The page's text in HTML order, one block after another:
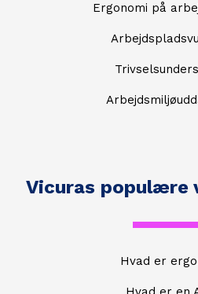
Ergonomi på
Vicuras populære
Hvad er